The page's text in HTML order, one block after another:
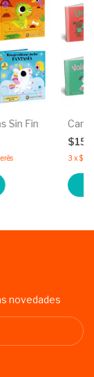
Sin Fin
3 x
novedades